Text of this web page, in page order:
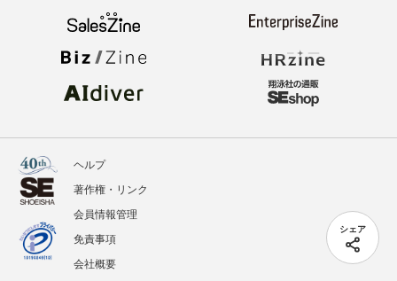
シェア
ヘルプ
著作権・リンク
会員情報管理
免責事項
会社概要